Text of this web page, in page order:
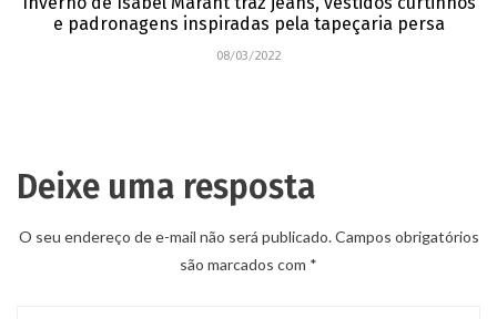
e padronagens inspiradas pela tapeçaria persa
08/03/2022
Deixe uma resposta
O seu endereço de e-mail não será publicado.Campos obrigatórios
são marcados com *